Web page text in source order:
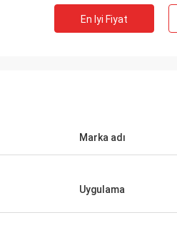
En Iyi Fiyat
Marka adı
Uygulama